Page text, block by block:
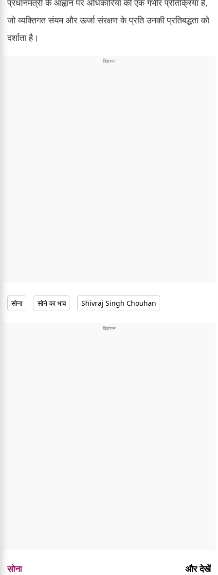
जो व्यक्तिगत संयम और ऊर्जा संरक्षण के प्रति उनकी प्रतिबद्धता को
दर्शाता है।
सोना सोने का भाव Shivraj Singh Chouhan
सोना और देखें